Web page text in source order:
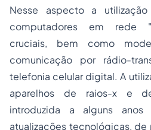
Nesse aspecto a
computadores em rede
cruciais, bem como
comunicação por rádio-
telefonia celular digital. A
aparelhos de raios-x e
introduzida a alguns
atualizações tecnológicas, de